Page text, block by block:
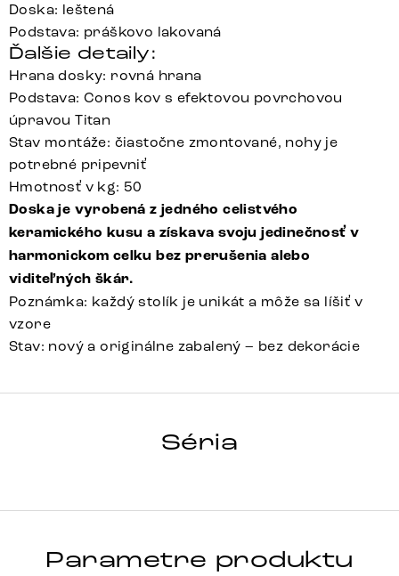
Doska: leštená
Podstava: práškovo lakovaná
Ďalšie detaily:
Hrana dosky: rovná hrana
Podstava: Conos kov s efektovou povrchovou
úpravou Titan
Stav montáže: čiastočne zmontované, nohy je
potrebné pripevniť
Hmotnosť v kg: 50
Doska je vyrobená z jedného celistvého
keramického kusu a získava svoju jedinečnosť v
harmonickom celku bez prerušenia alebo
viditeľných škár.
Poznámka: každý stolík je unikát a môže sa líšiť v
vzore
Stav: nový a originálne zabalený – bez dekorácie
Séria
Parametre produktu